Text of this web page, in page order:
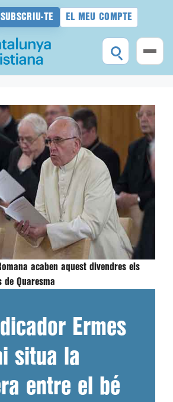
SUBSCRIU-TE EL MEU COMPTE
acaben aquest divendres els
Quaresma
Ermes
situa la
entre el bé